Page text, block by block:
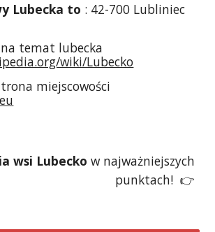
Lubecka to : 42-700 Lubliniec
temat lubecka
wiki/Lubecko
miejscowości
wsi Lubecko w najważniejszych
punktach!👉